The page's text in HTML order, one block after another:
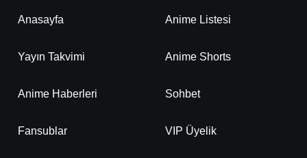
Anasayfa Anime Listesi
Yayın Takvimi Anime Shorts
Anime Haberleri Sohbet
Fansublar VIP Üyelik